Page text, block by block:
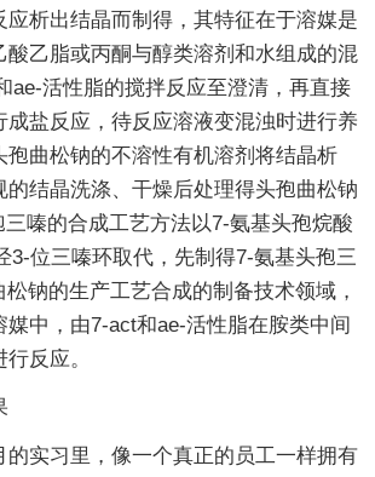
应析出结晶而制得，其特征在于溶媒是
酸乙脂或丙酮与醇类溶剂和水组成的混
ae-活性脂的搅拌反应至澄清，再直接
成盐反应，待反应溶液变混浊时进行养
孢曲松钠的不溶性有机溶剂将结晶析
的结晶洗涤、干燥后处理得头孢曲松钠
嗪的合成工艺方法以7-氨基头孢烷酸
3-位三嗪环取代，先制得7-氨基头孢三
钠的生产工艺合成的制备技术领域，
媒中，由7-act和ae-活性脂在胺类中间
反应。
的实习里，像一个真正的员工一样拥有